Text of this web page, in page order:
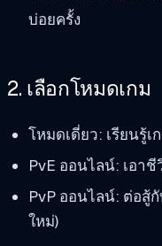
บ่อยครั้ง
2. เลือกโหมดเกม
โหมดเดี่ยว: เรียนรู้
PvE ออนไลน์: เอา
PvP ออนไลน์: ต่อสู้
ใหม่)